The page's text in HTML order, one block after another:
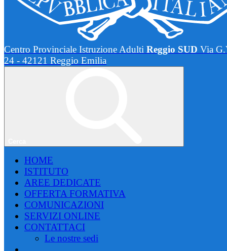
Centro Provinciale Istruzione Adulti Reggio SUD Via
24 - 42121 Reggio Emilia
HOME
ISTITUTO
AREE DEDICATE
OFFERTA FORMATIVA
COMUNICAZIONI
SERVIZI ONLINE
CONTATTACI
Le nostre sedi